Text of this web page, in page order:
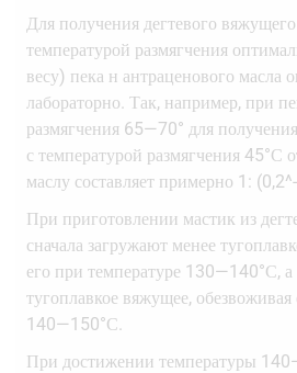
Для получения дегтевого
температурой размягчения
весу) пека н антраценового масла
лабораторно. Так, например, при
размягчения 65—70° для
с температурой размягчения 45°С
маслу составляет примерно 1:
При приготовлении мастик из
сначала загружают менее
его при температуре 130—140°С, а
тугоплавкое вяжущее, обезвоживая
140—150°С.
При достижении температуры